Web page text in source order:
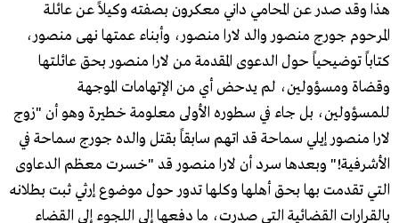
هذا وقد صدر عن المحامي داني معكرون بصفته وكيلاً عن عائلة
المرحوم جورج منصور والد لارا منصور، وأبناء عمتها نهى منصور،
كتاباً توضيحياً حول الدعوى المقدمة من لارا منصور بحق عائلتها
وقضاة ومسؤولين، لم يدحض أي من الإتهامات الموجهة
للمسؤولين، بل جاء في سطوره الأولى معلومة خطيرة وهو أن "زوج
لارا منصور إيلي سماحة قد اتهم سابقاً بقتل والده جورج سماحة في
الأشرفية!" وبعدها سرد أن لارا منصور قد "خسرت معظم الدعاوى
التي تقدمت بها بحق أهلها وكلها تدور حول موضوع إرثي ثبت بطلانه
بالقرارات القضائية التي صدرت، ما دفعها إلى اللجوء إلى القضاء